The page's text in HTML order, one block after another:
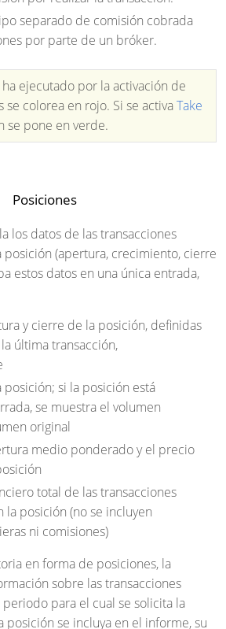
separado de comisión cobrada
por parte de un bróker.
ejecutado por la activación de
se colorea en rojo. Si se activaTake
se pone en verde.
Posiciones
los datos de las transacciones
posición (apertura, crecimiento, cierre
estos datos en una única entrada,
y cierre de la posición, definidas
última transacción,
posición; si la posición está
se muestra el volumen
original
medio ponderado y el precio
total de las transacciones
la posición (no se incluyen
ni comisiones)
en forma de posiciones, la
sobre las transacciones
para el cual se solicita la
posición se incluya en el informe, su